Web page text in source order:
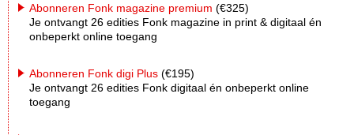
Abonneren Fonk magazine premium (€325)
Je ontvangt 26 edities Fonk magazine in print & digitaal én
onbeperkt online toegang
Abonneren Fonk digi Plus (€195)
Je ontvangt 26 edities Fonk digitaal én onbeperkt online
toegang